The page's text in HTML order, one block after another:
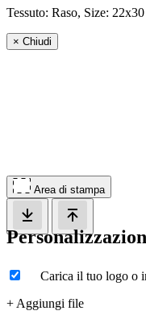
Tessuto: Raso, Size:
× Chiudi
Area di stampa
Carica il tuo logo o
+ Aggiungi file